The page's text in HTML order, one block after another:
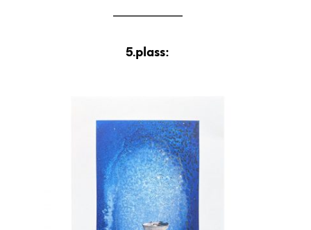
5.plass: